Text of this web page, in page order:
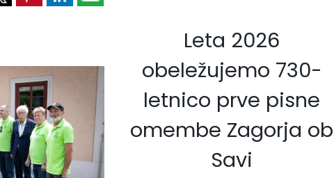
Leta 2026
obeležujemo 730-
letnico prve pisne
omembe Zagorja ob
Savi